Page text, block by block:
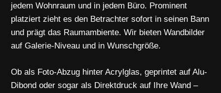
jedem Wohnraum und in jedem Büro. Prominent
platziert zieht es den Betrachter sofort in seinen Bann
und prägt das Raumambiente. Wir bieten Wandbilder
auf Galerie-Niveau und in Wunschgröße.
Ob als Foto-Abzug hinter Acrylglas, geprintet auf Alu-
Dibond oder sogar als Direktdruck auf Ihre Wand –